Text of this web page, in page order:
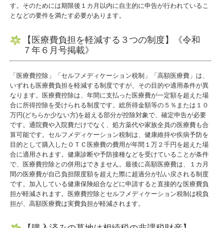
す。そのためには期限後１カ月以内に自主的に申告が行われているこ
となどの要件を満たす必要があります。
【医療費負担を軽減する３つの制度】《令和
７年６月号掲載》
「医療費控除」「セルフメディケーション税制」「高額医療費」は、
いずれも医療費負担を軽減する制度ですが、その目的や適用条件が異
なります。医療費控除は、年間に支払った医療費が一定額を超えた場
合に所得控除を受けられる制度です。総所得金額等の５％または１０
万円(どちらか少ない方)を超える部分が控除対象で、確定申告が必要
です。通院費や入院費だけでなく、処方薬代や家族全員の医療費も合
算可能です。セルフメディケーション税制は、健康維持や疾病予防を
目的として購入したＯＴＣ医療費の費用が年間１万２千円を超えた場
合に適用されます。健康診断や予防接種などを受けていることが条件
で、医療費控除との併用はできません。最後に高額医療費は、１カ月
間の医療費が自己負担限度額を超えた際に超過分が払い戻される制度
です。加入している健康保険組合などに申請すると直接的な医療費負
担が軽減されます。医療費控除とセルフメディケーション税制は税負
担が、高額医療費は実費負担が軽減されます。